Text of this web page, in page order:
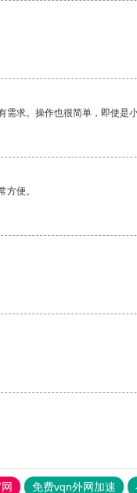
求。操作也很简单，即使是小
便。
免费vqn外网加速